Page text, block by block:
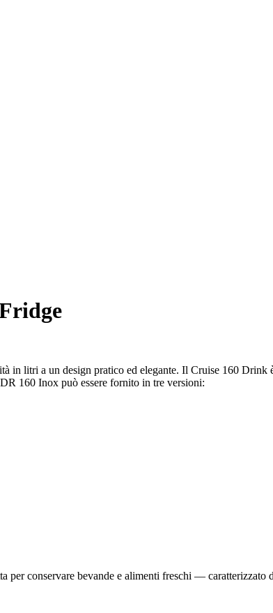
in litri a un design pratico ed elegante. Il Cruise 160
160 Inox può essere fornito in tre versioni:
conservare bevande e alimenti freschi — caratterizzato